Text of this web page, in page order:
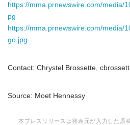
https://mma.prnewswire.com/media/
pg
https://mma.prnewswire.com/media/
go.jpg
Contact: Chrystel Brossette,
Source: Moet Hennessy
本プレスリリースは発表元が入力した原